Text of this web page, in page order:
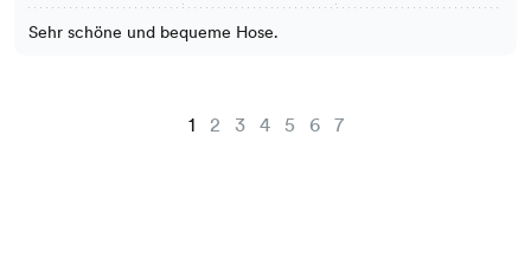
Sehr schöne und bequeme Hose.
1 2 3 4 5 6 7